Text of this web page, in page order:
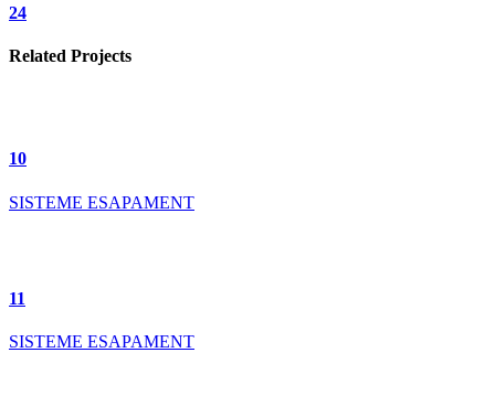
24
Related Projects
10
SISTEME ESAPAMENT
11
SISTEME ESAPAMENT